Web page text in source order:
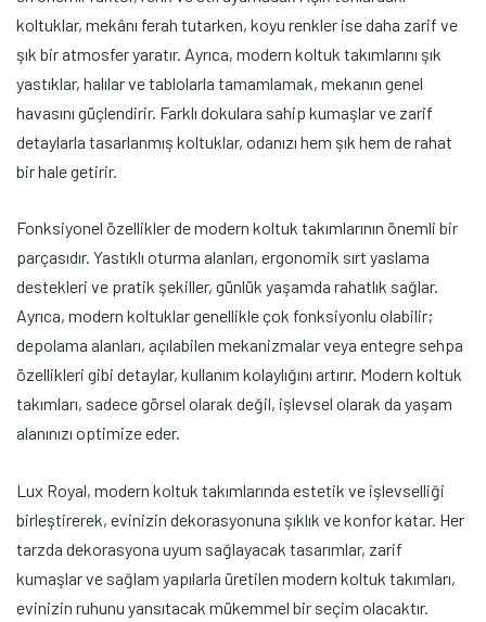
koltuklar, mekânı ferah tutarken, koyu renkler ise daha zarif ve
şık bir atmosfer yaratır. Ayrıca, modern koltuk takımlarını şık
yastıklar, halılar ve tablolarla tamamlamak, mekanın genel
havasını güçlendirir. Farklı dokulara sahip kumaşlar ve zarif
detaylarla tasarlanmış koltuklar, odanızı hem şık hem de rahat
bir hale getirir.
Fonksiyonel özellikler de modern koltuk takımlarının önemli bir
parçasıdır. Yastıklı oturma alanları, ergonomik sırt yaslama
destekleri ve pratik şekiller, günlük yaşamda rahatlık sağlar.
Ayrıca, modern koltuklar genellikle çok fonksiyonlu olabilir;
depolama alanları, açılabilen mekanizmalar veya entegre sehpa
özellikleri gibi detaylar, kullanım kolaylığını artırır. Modern koltuk
takımları, sadece görsel olarak değil, işlevsel olarak da yaşam
alanınızı optimize eder.
Lux Royal, modern koltuk takımlarında estetik ve işlevselliği
birleştirerek, evinizin dekorasyonuna şıklık ve konfor katar. Her
tarzda dekorasyona uyum sağlayacak tasarımlar, zarif
kumaşlar ve sağlam yapılarla üretilen modern koltuk takımları,
evinizin ruhunu yansıtacak mükemmel bir seçim olacaktır.